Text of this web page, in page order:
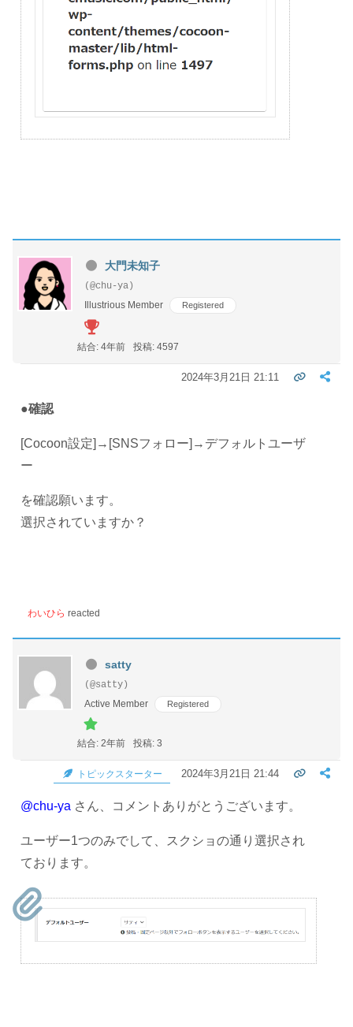
大門未知子
(@chu-ya)
Illustrious Member
Registered
結合: 4年前 投稿: 4597
2024年3月21日 21:11
●確認
[Cocoon設定]→[SNSフォロー]→ デフォルトユーザ
ー
を確認願います。
選択されていますか？
わいひら reacted
satty
(@satty)
Active Member
Registered
結合: 2年前 投稿: 3
トピックスターター 2024年3月21日 21:44
@chu-ya さん、コメントありがとうございます。
ユーザー1つのみでして、スクショの通り選択され
ております。